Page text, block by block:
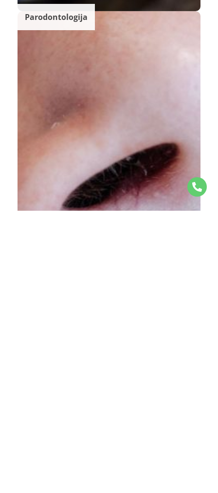
Parodontologija